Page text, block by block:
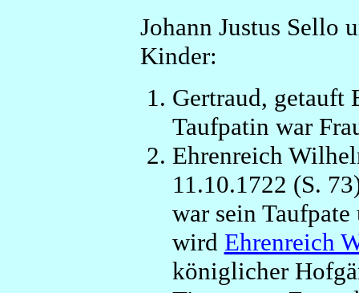
Johann Justus Sello
Kinder:
Gertraud, getauft
Taufpatin war
Ehrenreich
11.10.1722 (S.
war sein
wird Ehrenreich
königlicher